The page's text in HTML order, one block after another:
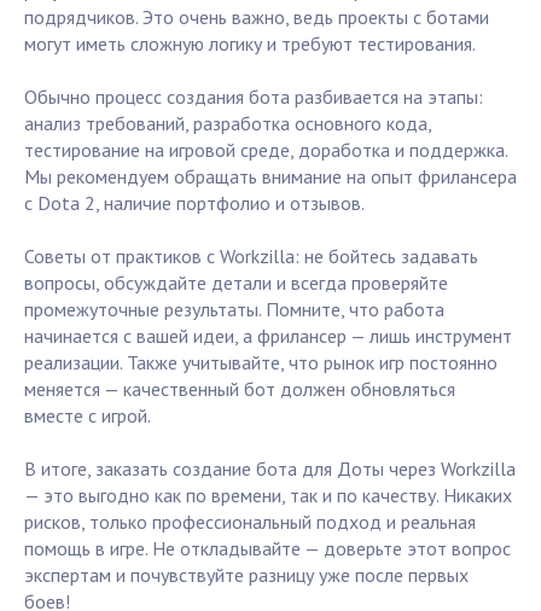
подрядчиков. Это очень важно, ведь проекты с ботами
могут иметь сложную логику и требуют тестирования.
Обычно процесс создания бота разбивается на этапы:
анализ требований, разработка основного кода,
тестирование на игровой среде, доработка и поддержка.
Мы рекомендуем обращать внимание на опыт фрилансера
с Dota 2, наличие портфолио и отзывов.
Советы от практиков с Workzilla: не бойтесь задавать
вопросы, обсуждайте детали и всегда проверяйте
промежуточные результаты. Помните, что работа
начинается с вашей идеи, а фрилансер — лишь инструмент
реализации. Также учитывайте, что рынок игр постоянно
меняется — качественный бот должен обновляться
вместе с игрой.
В итоге, заказать создание бота для Доты через Workzilla
— это выгодно как по времени, так и по качеству. Никаких
рисков, только профессиональный подход и реальная
помощь в игре. Не откладывайте — доверьте этот вопрос
экспертам и почувствуйте разницу уже после первых
боев!